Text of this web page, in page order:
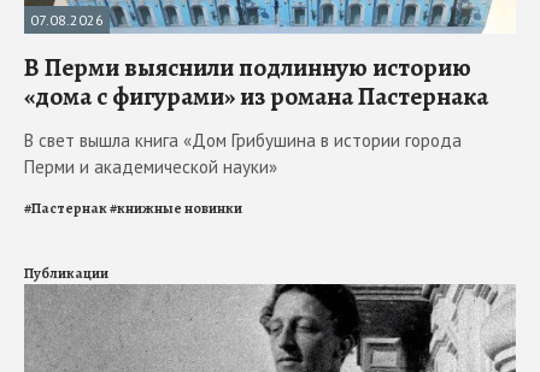
07.08.2026
В Перми выяснили подлинную историю
«дома с фигурами» из романа Пастернака
В свет вышла книга «Дом Грибушина в истории города
Перми и академической науки»
#Пастернак#книжные новинки
Публикации